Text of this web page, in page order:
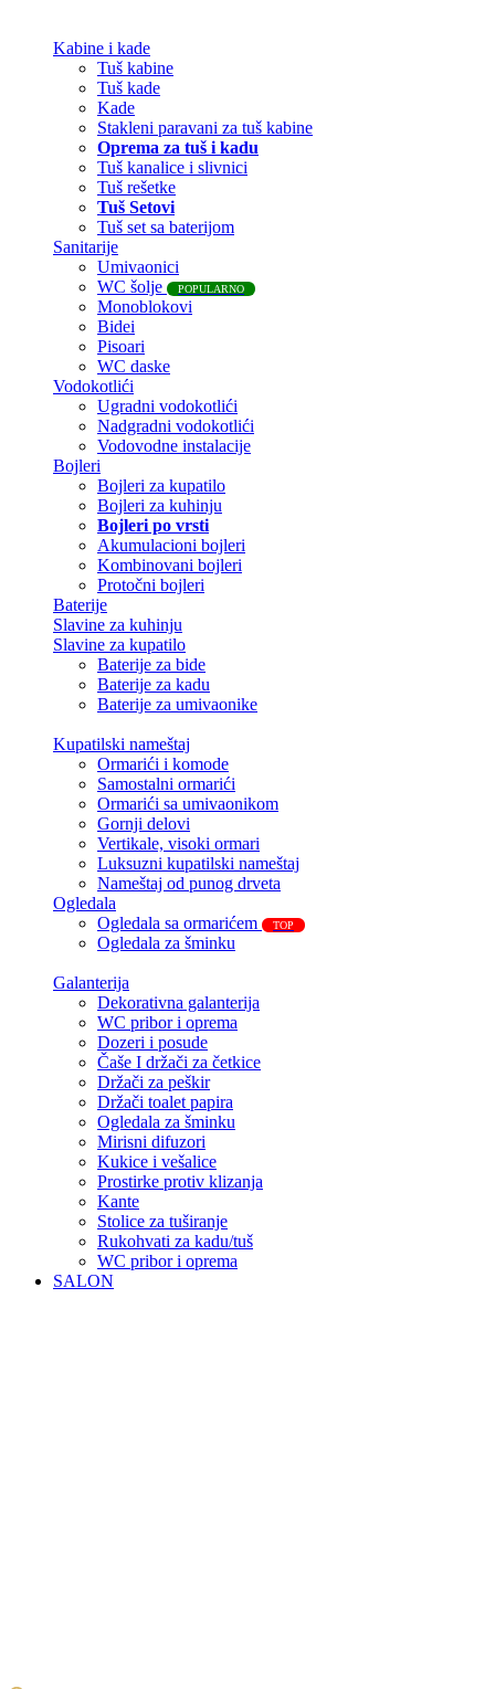
Kabine i kade
Tuš kabine
Tuš kade
Kade
Stakleni paravani za tuš kabine
Oprema za tuš i kadu
Tuš kanalice i slivnici
Tuš rešetke
Tuš Setovi
Tuš set sa baterijom
Sanitarije
Umivaonici
WC šolje
POPULARNO
Monoblokovi
Bidei
Pisoari
WC daske
Vodokotlići
Ugradni vodokotlići
Nadgradni vodokotlići
Vodovodne instalacije
Bojleri
Bojleri za kupatilo
Bojleri za kuhinju
Bojleri po vrsti
Akumulacioni bojleri
Kombinovani bojleri
Protočni bojleri
Baterije
Slavine za kuhinju
Slavine za kupatilo
Baterije za bide
Baterije za kadu
Baterije za umivaonike
Kupatilski nameštaj
Ormarići i komode
Samostalni ormarići
Ormarići sa umivaonikom
Gornji delovi
Vertikale, visoki ormari
Luksuzni kupatilski nameštaj
Nameštaj od punog drveta
Ogledala
Ogledala sa ormarićem
TOP
Ogledala za šminku
Galanterija
Dekorativna galanterija
WC pribor i oprema
Dozeri i posude
Čaše I držači za četkice
Držači za peškir
Držači toalet papira
Ogledala za šminku
Mirisni difuzori
Kukice i vešalice
Prostirke protiv klizanja
Kante
Stolice za tuširanje
Rukohvati za kadu/tuš
WC pribor i oprema
SALON